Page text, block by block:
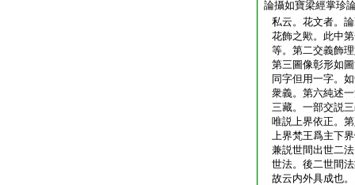
論攝如寶梁經掌珍
私云。花文者。
花飾之歟。此中
等。第二交義飾
第三圖像彰形如
同字但用一字。
衆義。第六純述
三藏。一部交説
唯説上界依正。
上界梵王爲主下
兼説世間出世二
世法。後二世間
故云内外具成也